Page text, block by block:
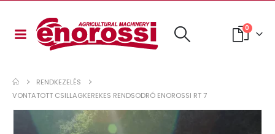
0
RENDKEZELÉS
VONTATOTT CSILLAGKEREKES RENDSODRÓ ENOROSSI RT 7